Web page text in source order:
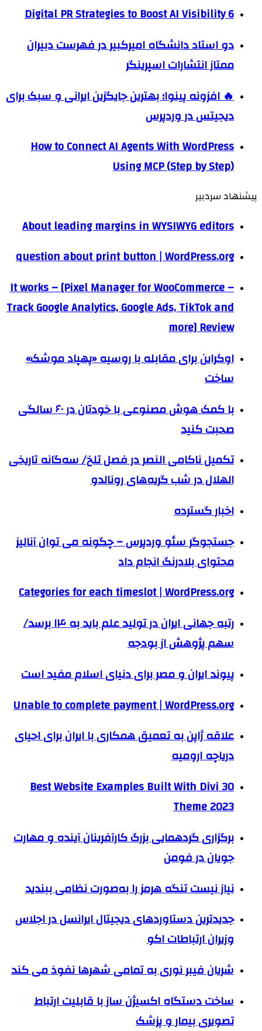
6 Digital PR Strategies to Boost AI Visibility
دو استاد دانشگاه امیرکبیر در فهرست دبیران
ممتاز انتشارات اسپرینگر
🔥 افزونه پینوا؛ بهترین جایگزین ایرانی و سبک برای
دیجیتس در وردپرس
How to Connect AI Agents With WordPress
Using MCP (Step by Step)
پیشنهاد سردبیر
About leading margins in WYSIWYG editors
question about print button | WordPress.org
It works – [Pixel Manager for WooCommerce –
Track Google Analytics, Google Ads, TikTok and
more] Review
اوکراین برای مقابله با روسیه «پهپاد موشک»
ساخت
با کمک هوش مصنوعی با خودتان در ۶۰ سالگی
صحبت کنید
تکمیل ناکامی النصر در فصل تلخ/ سه‌گانه تاریخی
الهلال در شب گریه‌های رونالدو
اخبار گسترده
جستجوگر سئو وردپرس – چگونه می توان آنالیز
محتوای بلادرنگ انجام داد
Categories for each timeslot | WordPress.org
رتبه جهانی ایران در تولید علم باید به ۱۴ برسد/
سهم پژوهش از بودجه
پیوند ایران و مصر برای دنیای اسلام مفید است
Unable to complete payment | WordPress.org
علاقه‌ ژاپن به تعمیق همکاری‌ با ایران برای احیای
دریاچه ارومیه
30 Best Website Examples Built With Divi
Theme 2023
برگزاری گردهمایی بزرگ کارآفرینان آینده و مهارت
جویان در فومن
نیاز نیست تنگه هرمز را به‌صورت نظامی ببندید
جدیدترین دستاوردهای دیجیتال ایرانسل در اجلاس
وزیران ارتباطات اکو
شریان فیبر نوری به تمامی شهرها نفوذ می کند
ساخت دستگاه اکسیژن ساز با قابلیت ارتباط
تصویری بیمار و پزشک